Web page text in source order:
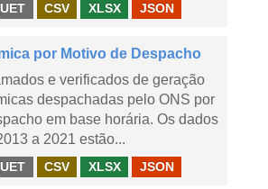
CSV XLSX JSON
por Motivo de Despacho
e verificados de geração
despachadas pelo ONS por
em base horária. Os dados
a 2021 estão...
CSV XLSX JSON